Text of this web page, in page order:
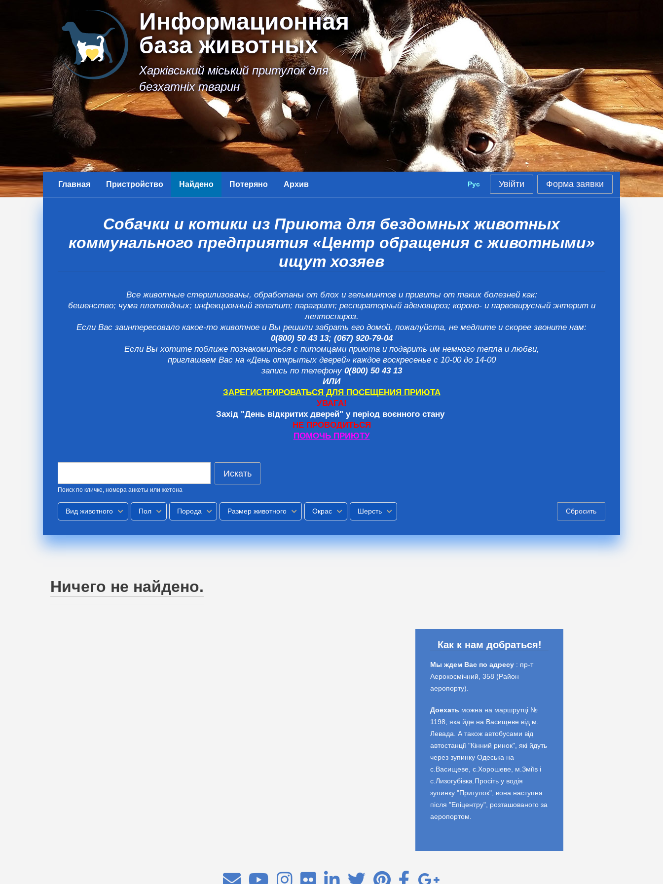
Информационная
база животных
Харківський міський притулок для
безхатніх тварин
Главная Пристройство Найдено Потеряно Архив Рус Увійти Форма заявки
Собачки и котики из Приюта для бездомных животных
коммунального предприятия «Центр обращения с животными»
ищут хозяев
Все животные стерилизованы, обработаны от блох и гельминтов и привиты от таких болезней как:
бешенство; чума плотоядных; инфекционный гепатит; парагрипп; респираторный аденовироз; короно- и парвовирусный энтерит и
лептоспироз.
Если Вас заинтересовало какое-то животное и Вы решили забрать его домой, пожалуйста, не медлите и скорее звоните нам:
0(800) 50 43 13; (067) 920-79-04
Если Вы хотите поближе познакомиться с питомцами приюта и подарить им немного тепла и любви,
приглашаем Вас на «День открытых дверей» каждое воскресенье с 10-00 до 14-00
запись по телефону 0(800) 50 43 13
ИЛИ
ЗАРЕГИСТРИРОВАТЬСЯ ДЛЯ ПОСЕЩЕНИЯ ПРИЮТА
УВАГА!
Захід "День відкритих дверей" у період воєнного стану
НЕ ПРОВОДИТЬСЯ
ПОМОЧЬ ПРИЮТУ
Поиск по кличке, номера анкеты или жетона
Искать
Вид животного Пол Порода Размер животного Окрас Шерсть Сбросить
Ничего не найдено.
Как к нам добраться!
Мы ждем Вас по адресу : пр-т
Аерокосмічний, 358 (Район
аеропорту).
Доехать можна на маршрутці №
1198, яка йде на Васищеве від м.
Левада. А також автобусами від
автостанції "Кінний ринок", які йдуть
через зупинку Одеська на
с.Васищеве, с.Хорошеве, м.Зміїв і
с.Лизогубівка.Просіть у водія
зупинку "Притулок", вона наступна
після "Епіцентру", розташованого за
аеропортом.